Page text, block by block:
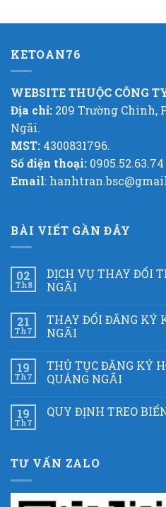
KETOAN76
WEBSITE THUỘC CÔNG
Địa chỉ: 209 Trường Chinh,
Ngãi.
MST: 4300831796.
Số điện thoại:
Email:
BÀI VIẾT GẦN ĐÂY
02
Th8
DỊCH VỤ THAY ĐỔI
NGÃI
21
Th7
THAY ĐỔI ĐĂNG KÝ
NGÃI
19
Th7
THỦ TỤC ĐĂNG KÝ
QUẢNG NGÃI
19
Th7
QUY ĐỊNH TREO
TƯ VẤN ZALO